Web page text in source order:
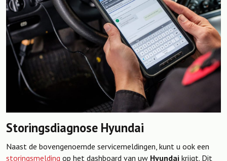
Storingsdiagnose Hyundai
Naast de bovengenoemde servicemeldingen, kunt u ook een
storingsmelding op het dashboard van uw Hyundai krijgt. Dit